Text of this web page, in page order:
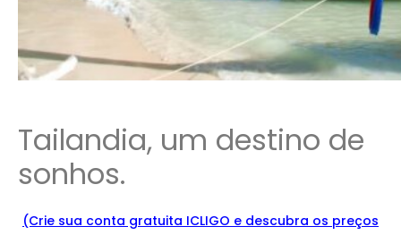
Tailandia, um destino de
sonhos.
(Crie sua conta gratuita ICLIGO e descubra os preços